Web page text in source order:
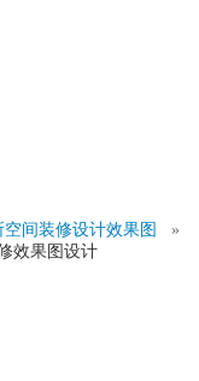
间装修设计效果图
»
效果图设计